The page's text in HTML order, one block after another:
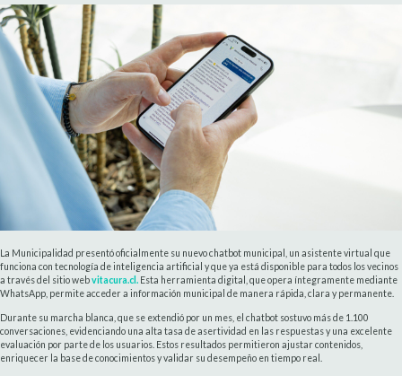
La Municipalidad presentó oficialmente su nuevo chatbot municipal, un asistente virtual que
funciona con tecnología de inteligencia artificial y que ya está disponible para todos los vecinos
a través del sitio webvitacura.cl. Esta herramienta digital, que opera íntegramente mediante
WhatsApp, permite acceder a información municipal de manera rápida, clara y permanente.
Durante su marcha blanca, que se extendió por un mes, el chatbot sostuvo más de 1.100
conversaciones, evidenciando una alta tasa de asertividad en las respuestas y una excelente
evaluación por parte de los usuarios. Estos resultados permitieron ajustar contenidos,
enriquecer la base de conocimientos y validar su desempeño en tiempo real.